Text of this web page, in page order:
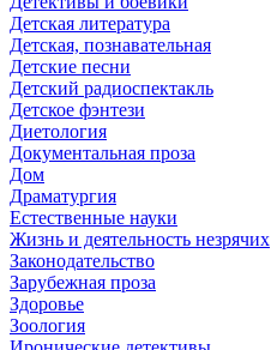
Детская литература
Детская, познавательная
Детские песни
Детский радиоспектакль
Детское фэнтези
Диетология
Документальная проза
Дом
Драматургия
Естественные науки
Жизнь и деятельность незрячих
Законодательство
Зарубежная проза
Здоровье
Зоология